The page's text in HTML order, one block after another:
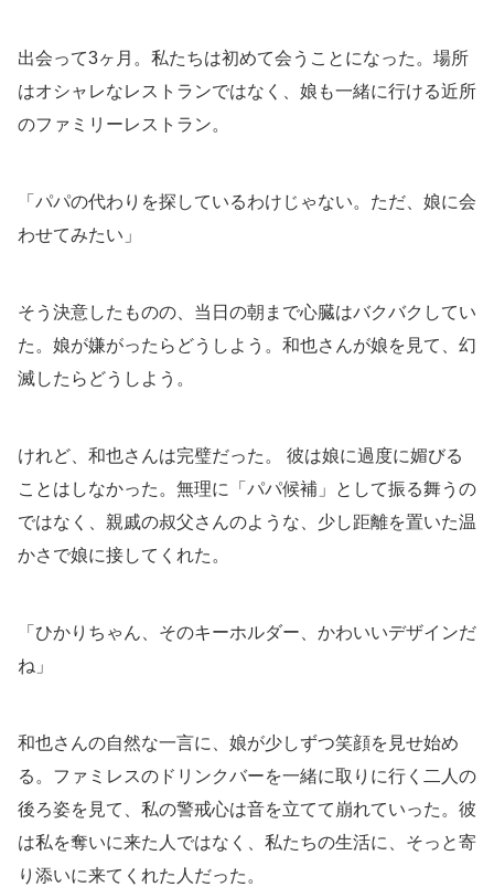
出会って3ヶ月。私たちは初めて会うことになった。場所
はオシャレなレストランではなく、娘も一緒に行ける近所
のファミリーレストラン。
「パパの代わりを探しているわけじゃない。ただ、娘に会
わせてみたい」
そう決意したものの、当日の朝まで心臓はバクバクしてい
た。娘が嫌がったらどうしよう。和也さんが娘を見て、幻
滅したらどうしよう。
けれど、和也さんは完璧だった。 彼は娘に過度に媚びる
ことはしなかった。無理に「パパ候補」として振る舞うの
ではなく、親戚の叔父さんのような、少し距離を置いた温
かさで娘に接してくれた。
「ひかりちゃん、そのキーホルダー、かわいいデザインだ
ね」
和也さんの自然な一言に、娘が少しずつ笑顔を見せ始め
る。ファミレスのドリンクバーを一緒に取りに行く二人の
後ろ姿を見て、私の警戒心は音を立てて崩れていった。彼
は私を奪いに来た人ではなく、私たちの生活に、そっと寄
り添いに来てくれた人だった。